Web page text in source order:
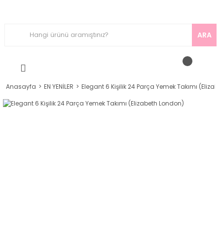
ARA
Anasayfa EN YENİLER Elegant 6 Kişilik 24 Parça Yemek Takımı